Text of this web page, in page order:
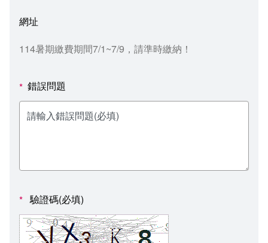
線上報名查詢
秘書處出納組
秘書處文書組
教學媒體處
電算中心
人事室
健康管理與促進學系
校園行事曆
教室‧會議室預約系統
線上報修最新消息
政府公開資訊
意見信箱
各單位意見信箱
諮詢信箱進度查詢
影音資訊
網址
114暑期繳費期間7/1~7/9，請準時繳納！
* 錯誤問題
* 驗證碼(必填)